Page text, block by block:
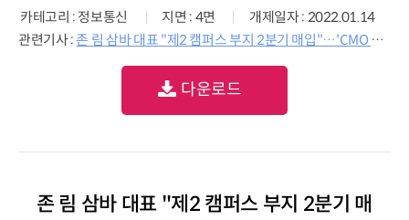
카테고리 : 정보통신 지면 : 4면
개제일자 : 2022.01.14
관련기사 :존 림 삼바 대표 "제2 캠퍼스 부지 2분기 매입"…'CMO 넘버원' 굳히기
다운로드
존 림 삼바 대표 "제2 캠퍼스 부지 2분기 매